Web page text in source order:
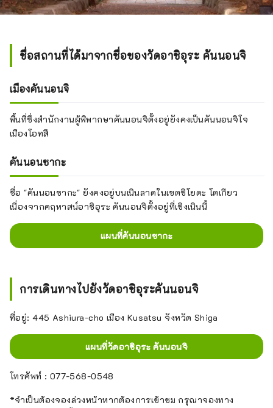
ชื่อสถานที่ได้มาจากชื่อของวัดอาชิอุระ คันนอนจิ
เมืองคันนอนจิ
พื้นที่ซึ่งสำนักงานผู้พิพากษาคันนอนจิตั้งอยู่ยังคงเป็นคันนอนจิโจ
เมืองโอทสึ
คันนอนซากะ
ชื่อ "คันนอนซากะ" ยังคงอยู่บนเนินลาดในเขตชิโยดะ โตเกียว
เนื่องจากคฤหาสน์อาชิอุระ คันนอนจิตั้งอยู่ที่เชิงเนินนี้
แผนที่คันนอนซากะ
การเดินทางไปยังวัดอาชิอุระคันนอนจิ
ที่อยู่: 445 Ashiura-cho เมือง Kusatsu จังหวัด Shiga
แผนที่วัดอาชิอุระ คันนอนจิ
โทรศัพท์ : 077-568-0548
*จำเป็นต้องจองล่วงหน้าหากต้องการเข้าชม กรุณาจองทาง